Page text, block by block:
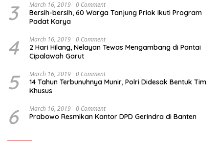
3 March 16, 2019 0 Comment
Bersih-bersih, 60 Warga Tanjung Priok Ikuti Program
Padat Karya
4 March 16, 2019 0 Comment
2 Hari Hilang, Nelayan Tewas Mengambang di Pantai
Cipalawah Garut
5 March 16, 2019 0 Comment
14 Tahun Terbunuhnya Munir, Polri Didesak Bentuk Tim
Khusus
6 March 16, 2019 0 Comment
Prabowo Resmikan Kantor DPD Gerindra di Banten